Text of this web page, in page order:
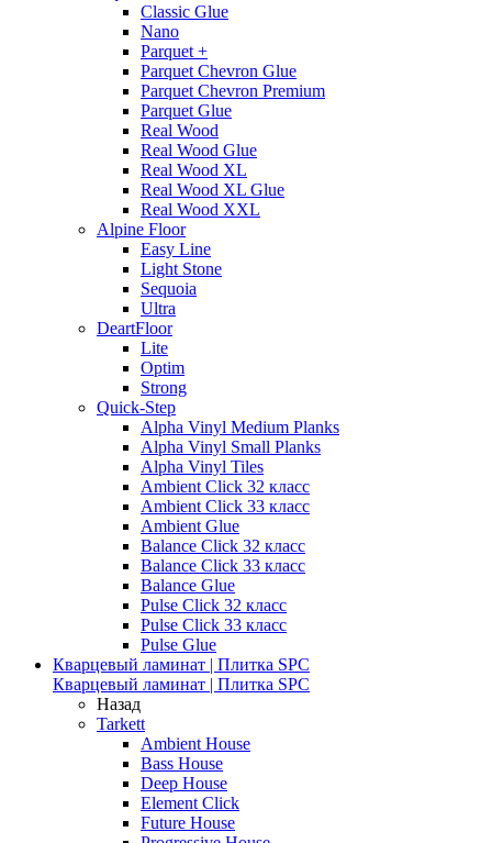
Classic Glue
Nano
Parquet +
Parquet Chevron Glue
Parquet Chevron Premium
Parquet Glue
Real Wood
Real Wood Glue
Real Wood XL
Real Wood XL Glue
Real Wood XXL
Alpine Floor
Easy Line
Light Stone
Sequoia
Ultra
DeartFloor
Lite
Optim
Strong
Quick-Step
Alpha Vinyl Medium Planks
Alpha Vinyl Small Planks
Alpha Vinyl Tiles
Ambient Click 32 класс
Ambient Click 33 класс
Ambient Glue
Balance Click 32 класс
Balance Click 33 класс
Balance Glue
Pulse Click 32 класс
Pulse Click 33 класс
Pulse Glue
Кварцевый ламинат | Плитка SPC
Кварцевый ламинат | Плитка SPC
Назад
Tarkett
Ambient House
Bass House
Deep House
Element Click
Future House